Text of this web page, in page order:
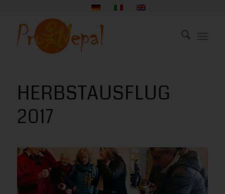
HERBSTAUSFLUG
2017